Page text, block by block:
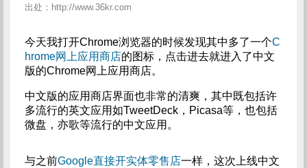
出处：http://www.36kr.com
今天我打开Chrome浏览器的时候发现其中多了一个C
hrome网上应用商店的图标，点击进去就进入了中文
版的Chrome网上应用商店。
中文版的应用商店界面也非常的清爽，其中既包括许
多流行的英文应用如TweetDeck，Picasa等，也包括
微盘，亦歌等流行的中文应用。
与之前Google直接开实体零售店一样，这次上线中文